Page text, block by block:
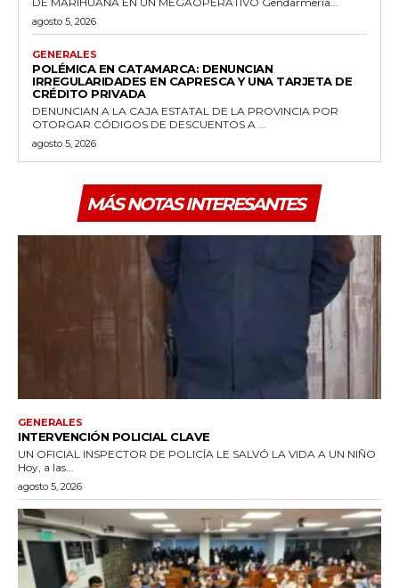
agosto 5, 2026
GENERALES
POLÉMICA EN CATAMARCA: DENUNCIAN
IRREGULARIDADES EN CAPRESCA Y UNA TARJETA DE
CRÉDITO PRIVADA
DENUNCIAN A LA CAJA ESTATAL DE LA PROVINCIA POR
OTORGAR CÓDIGOS DE DESCUENTOS A ...
agosto 5, 2026
MÁS NOTAS INTERESANTES
GENERALES
INTERVENCIÓN POLICIAL CLAVE
UN OFICIAL INSPECTOR DE POLICÍA LE SALVÓ LA VIDA A UN NIÑO
Hoy, a las...
agosto 5, 2026